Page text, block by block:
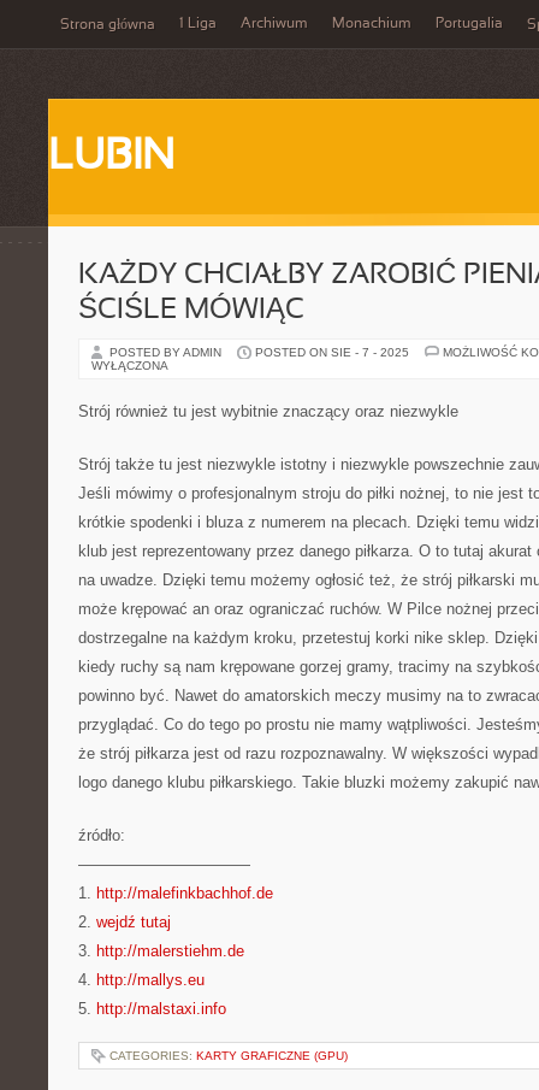
Strona główna 1 Liga Archiwum Monachium Portugalia
LUBIN
KAŻDY CHCIAŁBY ZAROBIĆ
ŚCIŚLE MÓWIĄC
POSTED BY ADMIN POSTED ON SIE - 7 - 2025
MOŻLIWOŚĆ
WYŁĄCZONA
Strój również tu jest wybitnie znaczący oraz niezwykle
Strój także tu jest niezwykle istotny i niezwykle powszechnie
Jeśli mówimy o profesjonalnym stroju do piłki nożnej, to nie jest
krótkie spodenki i bluza z numerem na plecach. Dzięki temu
klub jest reprezentowany przez danego piłkarza. O to tutaj
na uwadze. Dzięki temu możemy ogłosić też, że strój piłkarski
może krępować an oraz ograniczać ruchów. W Pilce nożnej
dostrzegalne na każdym kroku, przetestuj korki nike sklep.
kiedy ruchy są nam krępowane gorzej gramy, tracimy na
powinno być. Nawet do amatorskich meczy musimy na to
przyglądać. Co do tego po prostu nie mamy wątpliwości.
że strój piłkarza jest od razu rozpoznawalny. W większości
logo danego klubu piłkarskiego. Takie bluzki możemy zakupić
źródło:
———————————
1. http://malefinkbachhof.de
2. wejdź tutaj
3. http://malerstiehm.de
4. http://mallys.eu
5. http://malstaxi.info
CATEGORIES: KARTY GRAFICZNE (GPU)